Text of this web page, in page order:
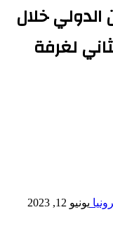
الدولي خلال
لغرفة
يونيو 12, 2023